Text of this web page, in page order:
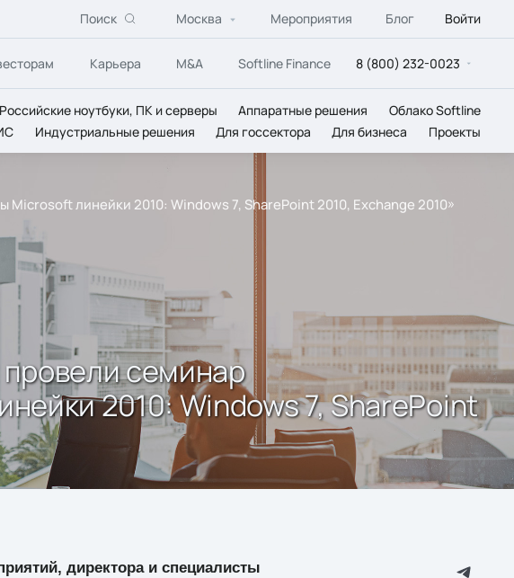
Поиск Москва Мероприятия Блог Войти
Карьера M&A Softline Finance 8 (800) 232-0023
Российские ноутбуки, ПК и серверы Аппаратные решения
Облако Softline
Индустриальные решения Для госсектора Для бизнеса Проекты
линейки 2010: Windows 7, SharePoint 2010, Exchange 2010»
семинар
2010: Windows 7, SharePoint
директора и специалисты